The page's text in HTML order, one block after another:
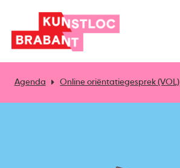
Agenda Online oriëntatiegesprek (VOL)